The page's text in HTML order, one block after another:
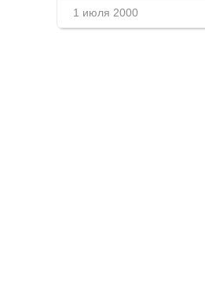
1 июля 2000